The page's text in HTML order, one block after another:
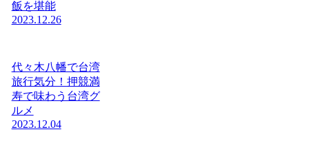
飯を堪能
2023.12.26
代々木八幡で台湾
旅行気分！押競満
寿で味わう台湾グ
ルメ
2023.12.04